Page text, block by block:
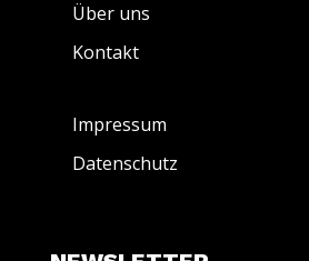
Über uns
Kontakt
Impressum
Datenschutz